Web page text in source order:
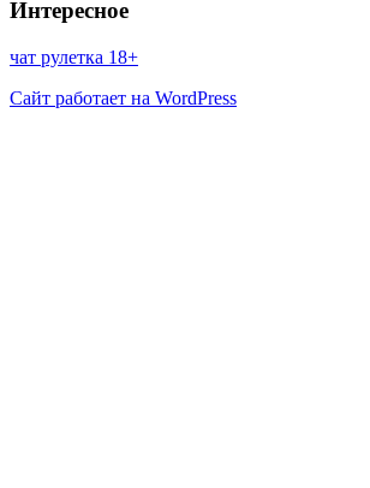
Интересное
чат рулетка 18+
Сайт работает на WordPress